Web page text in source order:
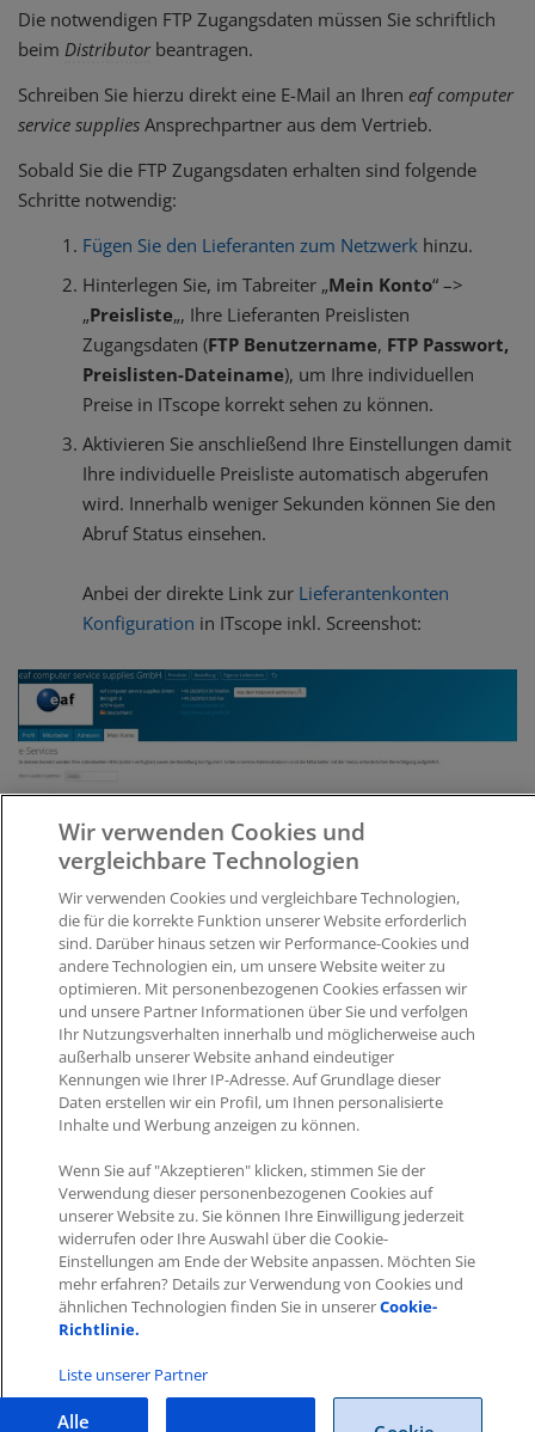
Die notwendigen FTP Zugangsdaten müssen Sie schriftlich
beim Distributorbeantragen.
Schreiben Sie hierzu direkt eine E-Mail an Ihren eaf computer
service supplies Ansprechpartner aus dem Vertrieb.
Sobald Sie die FTP Zugangsdaten erhalten sind folgende
Schritte notwendig:
Fügen Sie den Lieferanten zum Netzwerk hinzu.
Hinterlegen Sie, im Tabreiter „Mein Konto“ –>
„Preisliste„, Ihre Lieferanten Preislisten
Zugangsdaten (FTP Benutzername, FTP Passwort,
Preislisten-Dateiname), um Ihre individuellen
Preise in ITscope korrekt sehen zu können.
Aktivieren Sie anschließend Ihre Einstellungen damit
Ihre individuelle Preisliste automatisch abgerufen
wird. Innerhalb weniger Sekunden können Sie den
Abruf Status einsehen.
Anbei der direkte Link zur Lieferantenkonten
Konfiguration in ITscope inkl. Screenshot:
Was this article helpful?
Like1 Dislike0
Views: 652
Impressum|Datenschutz|AGB
ITscope Webseite ITscope Blog
Copyright © 2026 ITscope Guide
FameThemes
Wir verwenden Cookies und
vergleichbare Technologien
Wir verwenden Cookies und vergleichbare Technologien,
die für die korrekte Funktion unserer Website erforderlich
sind. Darüber hinaus setzen wir Performance-Cookies und
andere Technologien ein, um unsere Website weiter zu
optimieren. Mit personenbezogenen Cookies erfassen wir
und unsere Partner Informationen über Sie und verfolgen
Ihr Nutzungsverhalten innerhalb und möglicherweise auch
außerhalb unserer Website anhand eindeutiger
Kennungen wie Ihrer IP-Adresse. Auf Grundlage dieser
Daten erstellen wir ein Profil, um Ihnen personalisierte
Inhalte und Werbung anzeigen zu können.
Wenn Sie auf "Akzeptieren" klicken, stimmen Sie der
Verwendung dieser personenbezogenen Cookies auf
unserer Website zu. Sie können Ihre Einwilligung jederzeit
widerrufen oder Ihre Auswahl über die Cookie-
Einstellungen am Ende der Website anpassen. Möchten Sie
mehr erfahren? Details zur Verwendung von Cookies und
ähnlichen Technologien finden Sie in unsererCookie-
Richtlinie.
Liste unserer Partner
Alle